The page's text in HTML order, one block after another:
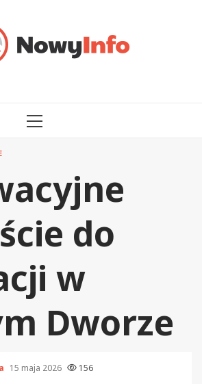
MENU
do
w
Dworze
15 maja 2026 156